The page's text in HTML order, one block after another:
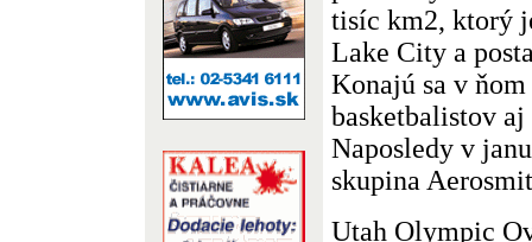
tisíc km2, ktorý
Lake City a
Konajú sa v
basketbalistov
Naposledy v
skupina
Utah Olympic